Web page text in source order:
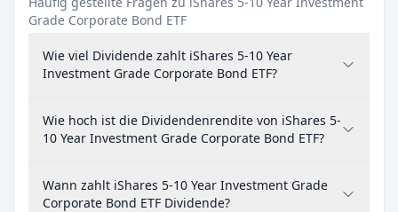
Grade Corporate Bond ETF
Wie viel Dividende zahlt iShares 5-10 Year
Investment Grade Corporate Bond ETF?
Wie hoch ist die Dividendenrendite von iShares 5-
10 Year Investment Grade Corporate Bond ETF?
Wann zahlt iShares 5-10 Year Investment Grade
Corporate Bond ETF Dividende?